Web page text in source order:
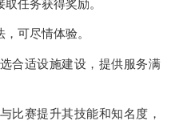
任务获得奖励。
可尽情体验。
合适设施建设，提供服务满
比赛提升其技能和知名度，